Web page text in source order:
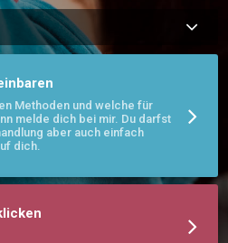
Diplom Methoden Shiatsu
Praxis seit 2005.
Methoden und welche für
melde dich bei mir. Du darfst
aber auch einfach
dich.